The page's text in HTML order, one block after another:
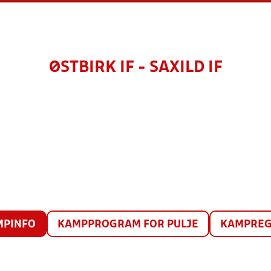
ØSTBIRK IF - SAXILD IF
KAMPPROGRAM FOR PULJE